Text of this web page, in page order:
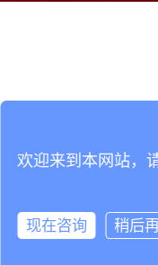
欢迎来到本网站，
现在咨询 稍后